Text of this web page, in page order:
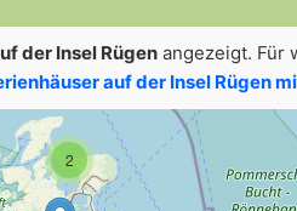
der Insel Rügen angezeigt. Für
auf der Insel Rügen
2